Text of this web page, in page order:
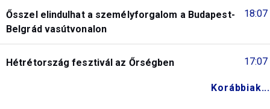
18:07
Ősszel elindulhat a személyforgalom a Budapest-
Belgrád vasútvonalon
17:07
Hétrétország fesztivál az Őrségben
Korábbiak...